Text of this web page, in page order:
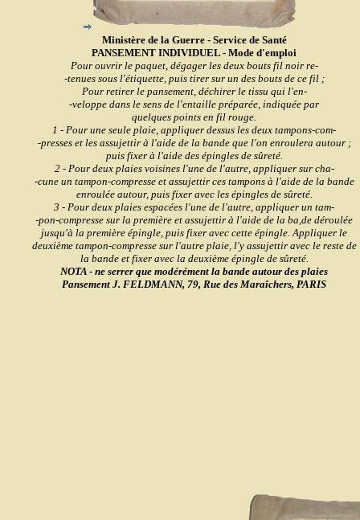
Ministère de la Guerre - Service de Santé
PANSEMENT INDIVIDUEL - Mode d'emploi
Pour ouvrir le paquet, dégager les deux bouts fil noir re-
-tenues sous l'étiquette, puis tirer sur un des bouts de ce fil ;
Pour retirer le pansement, déchirer le tissu qui l'en-
-veloppe dans le sens de l'entaille préparée, indiquée par
quelques points en fil rouge.
1 - Pour une seule plaie, appliquer dessus les deux tampons-com-
-presses et les assujettir à l'aide de la bande que l'on enroulera autour ;
puis fixer à l'aide des épingles de sûreté.
2 - Pour deux plaies voisines l'une de l'autre, appliquer sur cha-
-cune un tampon-compresse et assujettir ces tampons à l'aide de la bande
enroulée autour, puis fixer avec les épingles de sûreté.
3 - Pour deux plaies espacées l'une de l'autre, appliquer un tam-
-pon-compresse sur la première et assujettir à l'aide de la ba,de déroulée
jusqu'à la première épingle, puis fixer avec cette épingle. Appliquer le
deuxième tampon-compresse sur l'autre plaie, l'y assujettir avec le reste de
la bande et fixer avec la deuxième épingle de sûreté.
NOTA - ne serrer que modérément la bande autour des plaies
Pansement J. FELDMANN, 79, Rue des Maraîchers, PARIS